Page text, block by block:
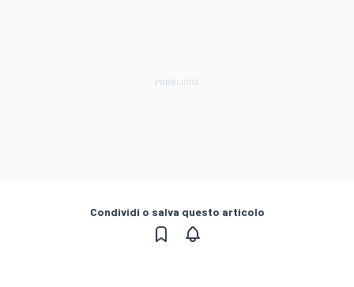
Condividi o salva questo articolo